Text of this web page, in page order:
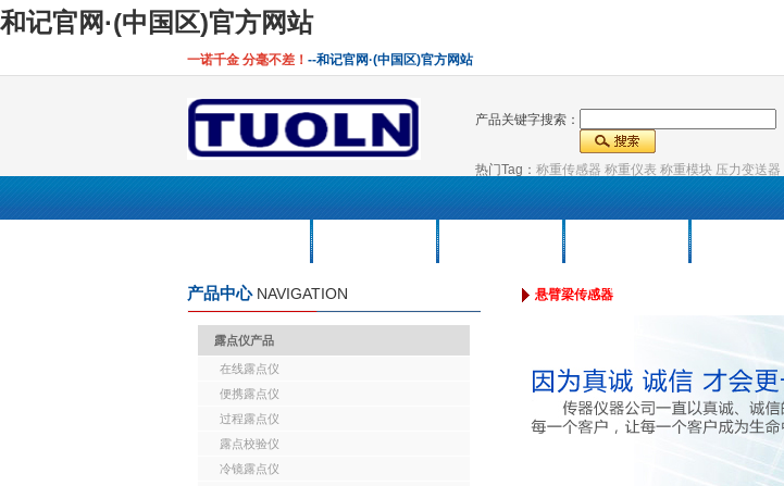
和记官网·(中国区)官方网站
一诺千金 分毫不差！ --和记官网·(中国区)官方网站
产品关键字搜索：
热门Tag： 称重传感器 称重仪表 称重模块 压力变送器
·(中国区)官方
产品中心 NAVIGATION
露点仪产品
在线露点仪
便携露点仪
过程露点仪
露点校验仪
冷镜露点仪
悬臂梁传感器